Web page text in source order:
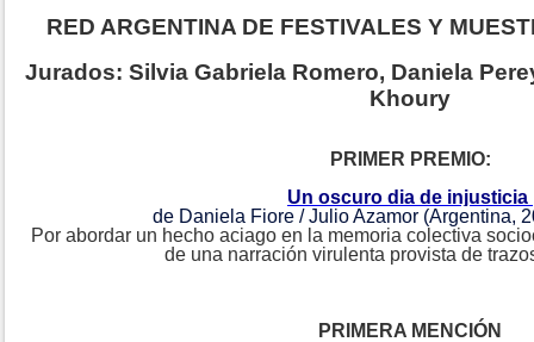
RED ARGENTINA DE FESTIVALES Y
Jurados: Silvia Gabriela Romero, Daniela
Khoury
PRIMER PREMIO:
Un oscuro dia de injusticia
de Daniela Fiore / Julio Azamor (Argentina,
Por abordar un hecho aciago en la memoria colectiva
de una narración virulenta provista de
PRIMERA MENCIÓN